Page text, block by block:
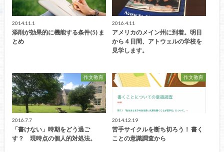
2014.11.1
添削が効果的に機能する条件(5) ま
とめ
2016.4.11
アメリカのメイン州に到着。明日
から４日間、アトウェルの学校を
見学します。
作文教育
2016.7.7
「書けない」時期をどう過ご
す？ 現時点の個人的対処法。
作文教育
2014.12.19
苦手サイクルを断ち切ろう！ 書く
ことの意識調査から